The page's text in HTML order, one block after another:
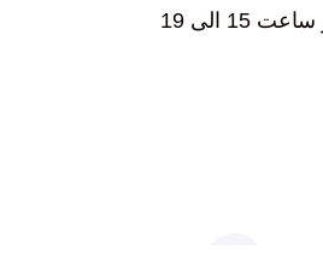
الی 19